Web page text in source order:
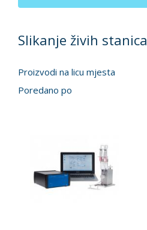
Slikanje živih stanica
Proizvodi na licu mjesta
Poredano po